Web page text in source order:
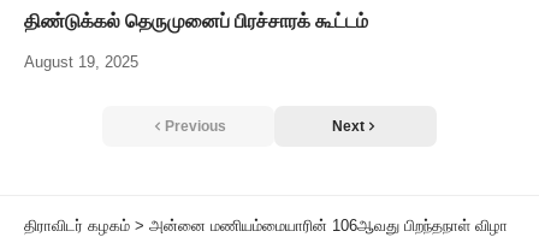
திண்டுக்கல் தெருமுனைப் பிரச்சாரக் கூட்டம்
August 19, 2025
Previous Next
திராவிடர் கழகம் > அன்னை மணியம்மையாரின் 106ஆவது பிறந்தநாள் விழா